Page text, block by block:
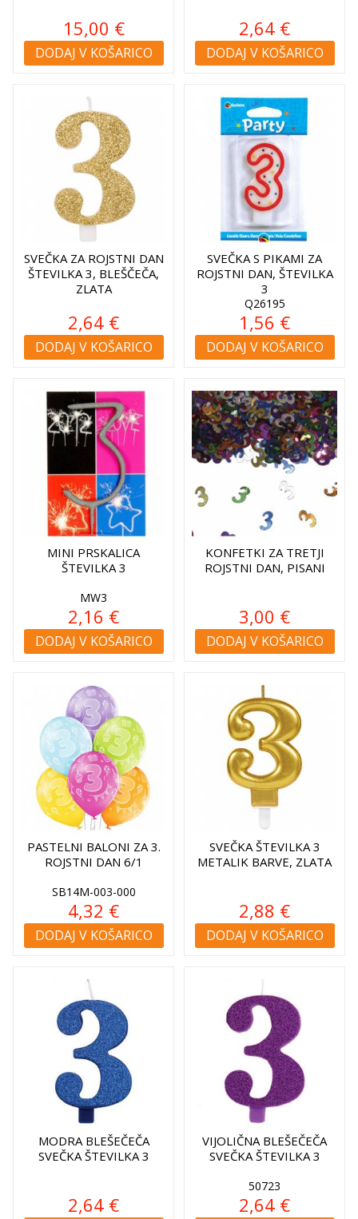
15,00 €
DODAJ V KOŠARICO
2,64 €
DODAJ V KOŠARICO
SVEČKA ZA ROJSTNI DAN
ŠTEVILKA 3, BLEŠČEČA,
ZLATA
2,64 €
DODAJ V KOŠARICO
SVEČKA S PIKAMI ZA
ROJSTNI DAN, ŠTEVILKA
3
Q26195
1,56 €
DODAJ V KOŠARICO
MINI PRSKALICA
ŠTEVILKA 3
MW3
2,16 €
DODAJ V KOŠARICO
KONFETKI ZA TRETJI
ROJSTNI DAN, PISANI
3,00 €
DODAJ V KOŠARICO
PASTELNI BALONI ZA 3.
ROJSTNI DAN 6/1
SB14M-003-000
4,32 €
DODAJ V KOŠARICO
SVEČKA ŠTEVILKA 3
METALIK BARVE, ZLATA
2,88 €
DODAJ V KOŠARICO
MODRA BLEŠEČEČA
SVEČKA ŠTEVILKA 3
2,64 €
VIJOLIČNA BLEŠEČEČA
SVEČKA ŠTEVILKA 3
50723
2,64 €